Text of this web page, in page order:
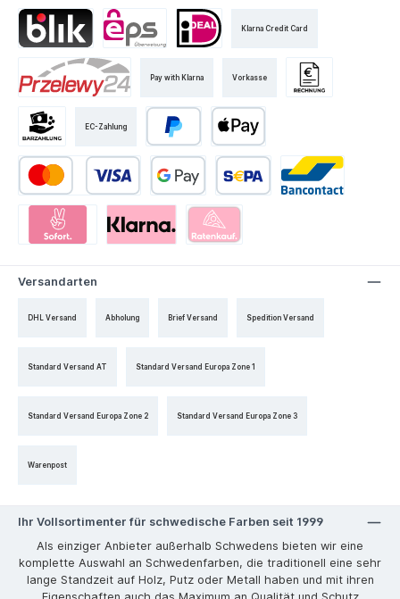
Klarna Credit Card
Pay with Klarna Vorkasse
EC-Zahlung
Versandarten
DHL Versand Abholung Brief Versand Spedition Versand
Standard Versand AT Standard Versand Europa Zone 1
Standard Versand Europa Zone 2 Standard Versand Europa Zone 3
Warenpost
Ihr Vollsortimenter für schwedische Farben seit 1999
Als einziger Anbieter außerhalb Schwedens bieten wir eine
komplette Auswahl an Schwedenfarben, die traditionell eine sehr
lange Standzeit auf Holz, Putz oder Metall haben und mit ihren